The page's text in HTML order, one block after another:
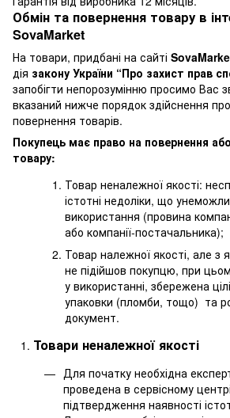
Обмін та повернення товару в
SovaMarket
На товари, придбані на сайті
дія закону України “Про захист прав
запобігти непорозумінню просимо Вас
вказаний нижче порядок здійснення
повернення товарів.
Покупець має право на повернення
товару:
Товар неналежної якості:
істотні недоліки, що
використання (провина
або компанії-постачальника);
Товар належної якості, але з
не підійшов покупцю, при
у використанні, збережена
упаковки (пломби, тощо) та
документ.
Товари неналежної якості
Для початку необхідна
проведена в сервісному
підтвердження наявності